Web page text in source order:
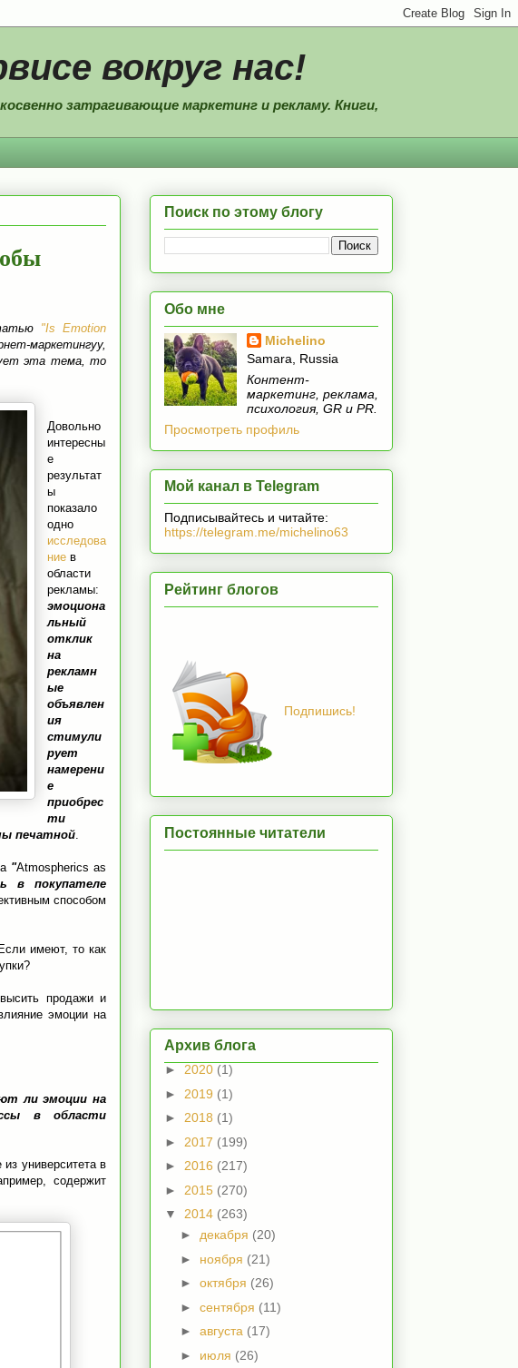
вокруг нас!
затрагивающие маркетинг и рекламу. Книги,
"Is Emotion
маркетингуу,
эта тема, то
Довольно
интересны
е
результат
ы
показало
одно
исследова
ние в
области
рекламы:
эмоциона
льный
отклик
на
рекламн
ые
объявлен
ия
стимули
рует
намерени
е
приобрес
ти
печатной
"Atmospherics as
в покупателе
способом
имеют, то как
продажи и
эмоции на
ли эмоции на
в области
университета в
содержит
Поиск по этому блогу
Обо мне
Michelino
Samara, Russia
Контент-
маркетинг, реклама,
психология, GR и PR.
Просмотреть профиль
Мой канал в Telegram
Подписывайтесь и читайте:
https://telegram.me/michelino63
Рейтинг блогов
Подпишись!
Постоянные читатели
Архив блога
► 2020 (1)
► 2019 (1)
► 2018 (1)
► 2017 (199)
► 2016 (217)
► 2015 (270)
▼ 2014 (263)
► декабря (20)
► ноября (21)
► октября (26)
► сентября (11)
► августа (17)
► июля (26)